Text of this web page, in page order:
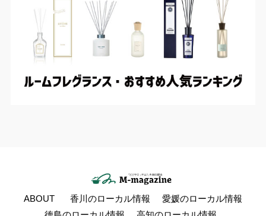
ABOUT 香川のローカル情報
愛媛のローカル情報